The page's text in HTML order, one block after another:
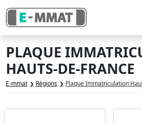
PLAQUE
HAUTS-DE-FRANCE
E-mmat Régions Plaque Immatriculation